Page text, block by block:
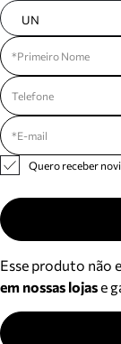
UN
Quero receber
Esse produto não
em nossas lojase